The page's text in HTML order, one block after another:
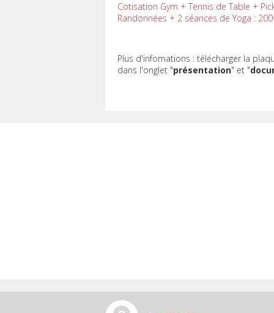
Cotisation Gym + Tennis de Table +
Randonnées + 2 séances de Yoga :
Plus d'infomations : télécharger la
dans l'onglet "présentation" et "